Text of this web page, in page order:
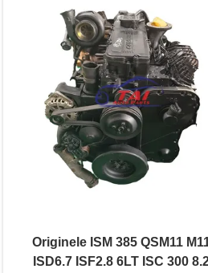
Originele ISM 385 QSM11
ISD6.7 ISF2.8 6LT ISC 300